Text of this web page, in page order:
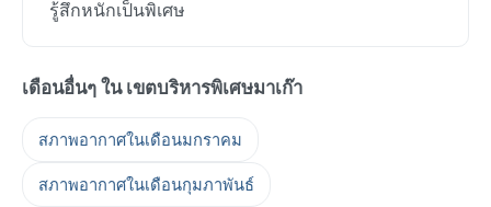
รู้สึกหนักเป็นพิเศษ
เดือนอื่นๆ ใน เขตบริหารพิเศษมาเก๊า
สภาพอากาศในเดือนมกราคม
สภาพอากาศในเดือนกุมภาพันธ์